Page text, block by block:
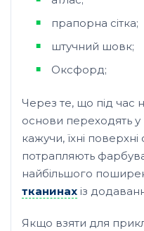
прапорна сітка;
штучний шовк;
Оксфорд;
Через те, що під час
основи переходять у
кажучи, їхні
потрапляють
найбільшого
тканинах із
Якщо взяти для